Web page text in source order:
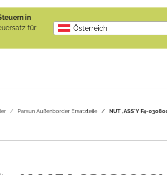
in
für
Österreich
Parsun Außenborder Ersatzteile NUT ,ASS'Y F4-